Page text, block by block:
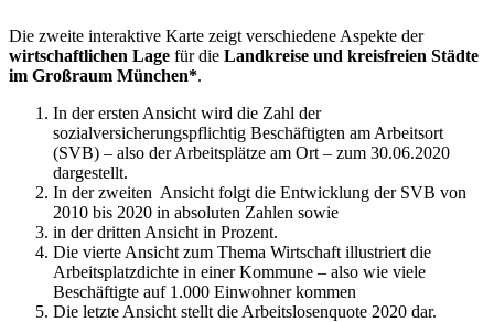
Die zweite interaktive Karte zeigt verschiedene Aspekte der
wirtschaftlichen Lage für die Landkreise und kreisfreien Städte
im Großraum München*.
In der ersten Ansicht wird die Zahl der
sozialversicherungspflichtig Beschäftigten am Arbeitsort
(SVB) – also der Arbeitsplätze am Ort – zum 30.06.2020
dargestellt.
In der zweiten Ansicht folgt die Entwicklung der SVB von
2010 bis 2020 in absoluten Zahlen sowie
in der dritten Ansicht in Prozent.
Die vierte Ansicht zum Thema Wirtschaft illustriert die
Arbeitsplatzdichte in einer Kommune – also wie viele
Beschäftigte auf 1.000 Einwohner kommen
Die letzte Ansicht stellt die Arbeitslosenquote 2020 dar.